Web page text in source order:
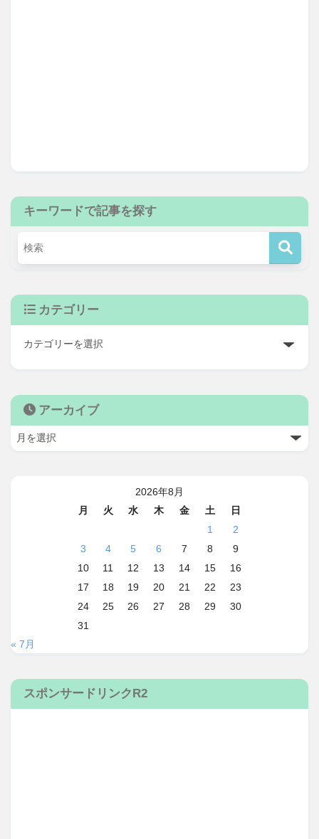
キーワードで記事を探す
カテゴリー
アーカイブ
2026年8月
月
火 水 木 金 土
日
1
2
3
4 5 6 7 8
9
10
11 12 13 14 15
16
17
18 19 20 21 22
23
24
25 26 27 28 29
30
31
« 7月
スポンサードリンクR2